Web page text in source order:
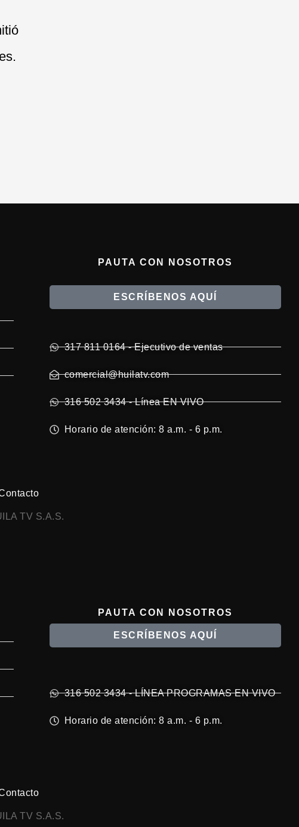
PAUTA CON NOSOTROS
ESCRÍBENOS AQUÍ
317 811 0164 - Ejecutivo de ventas
comercial@huilatv.com
316 502 3434 - Línea EN VIVO
Horario de atención: 8 a.m. - 6 p.m.
TV S.A.S.
PAUTA CON NOSOTROS
ESCRÍBENOS AQUÍ
316 502 3434 - LÍNEA PROGRAMAS EN VIVO
Horario de atención: 8 a.m. - 6 p.m.
TV S.A.S.